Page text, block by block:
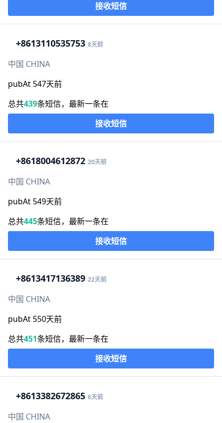
接收短信
+8613110535753 8天前
中国 CHINA
pubAt 547天前
总共439条短信，最新一条在
接收短信
+8618004612872 20天前
中国 CHINA
pubAt 549天前
总共445条短信，最新一条在
接收短信
+8613417136389 22天前
中国 CHINA
pubAt 550天前
总共451条短信，最新一条在
接收短信
+8613382672865 6天前
中国 CHINA